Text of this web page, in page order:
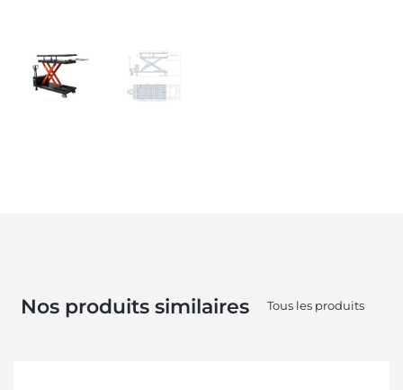
Nos produits similaires Tous les produits